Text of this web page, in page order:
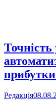
Редакція